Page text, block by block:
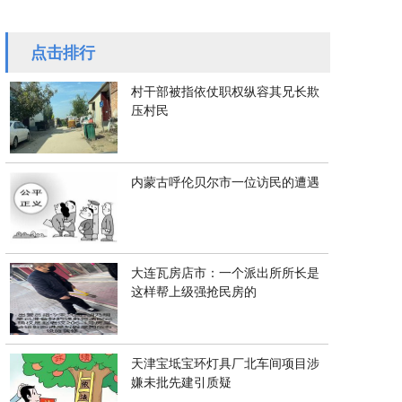
点击排行
村干部被指依仗职权纵容其兄长欺
压村民
内蒙古呼伦贝尔市一位访民的遭遇
大连瓦房店市：一个派出所所长是
这样帮上级强抢民房的
天津宝坻宝环灯具厂北车间项目涉
嫌未批先建引质疑